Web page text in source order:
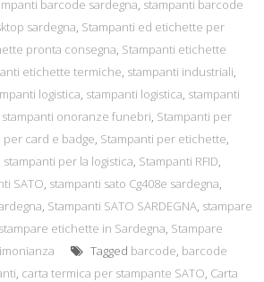
barcode sardegna, stampanti barcode
sardegna, Stampanti ed etichette per
pronta consegna, Stampanti etichette
etichette termiche, stampanti industriali,
logistica, stampanti logistica, stampanti
stampanti onoranze funebri, Stampanti per
per card e badge, Stampanti per etichette,
stampanti per la logistica, Stampanti RFID,
SATO, stampanti sato Cg408e sardegna,
, Stampanti SATO SARDEGNA, stampare
stampare etichette in Sardegna, Stampare
Tagged barcode, barcode
, carta termica per stampante SATO, Carta